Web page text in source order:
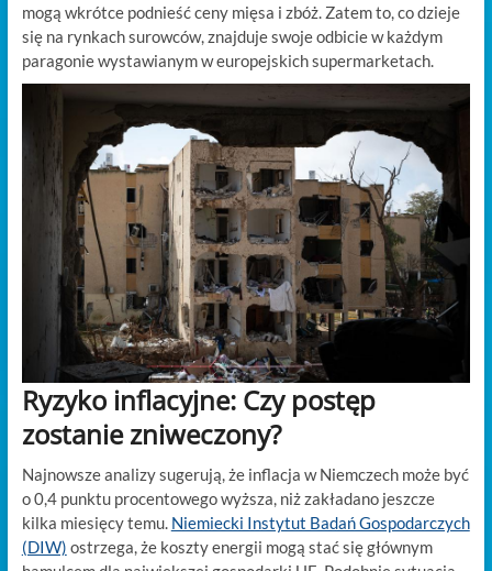
mogą wkrótce podnieść ceny mięsa i zbóż. Zatem to, co dzieje
się na rynkach surowców, znajduje swoje odbicie w każdym
paragonie wystawianym w europejskich supermarketach.
Ryzyko inflacyjne: Czy postęp
zostanie zniweczony?
Najnowsze analizy sugerują, że inflacja w Niemczech może być
o 0,4 punktu procentowego wyższa, niż zakładano jeszcze
kilka miesięcy temu. Niemiecki Instytut Badań Gospodarczych
(DIW) ostrzega, że koszty energii mogą stać się głównym